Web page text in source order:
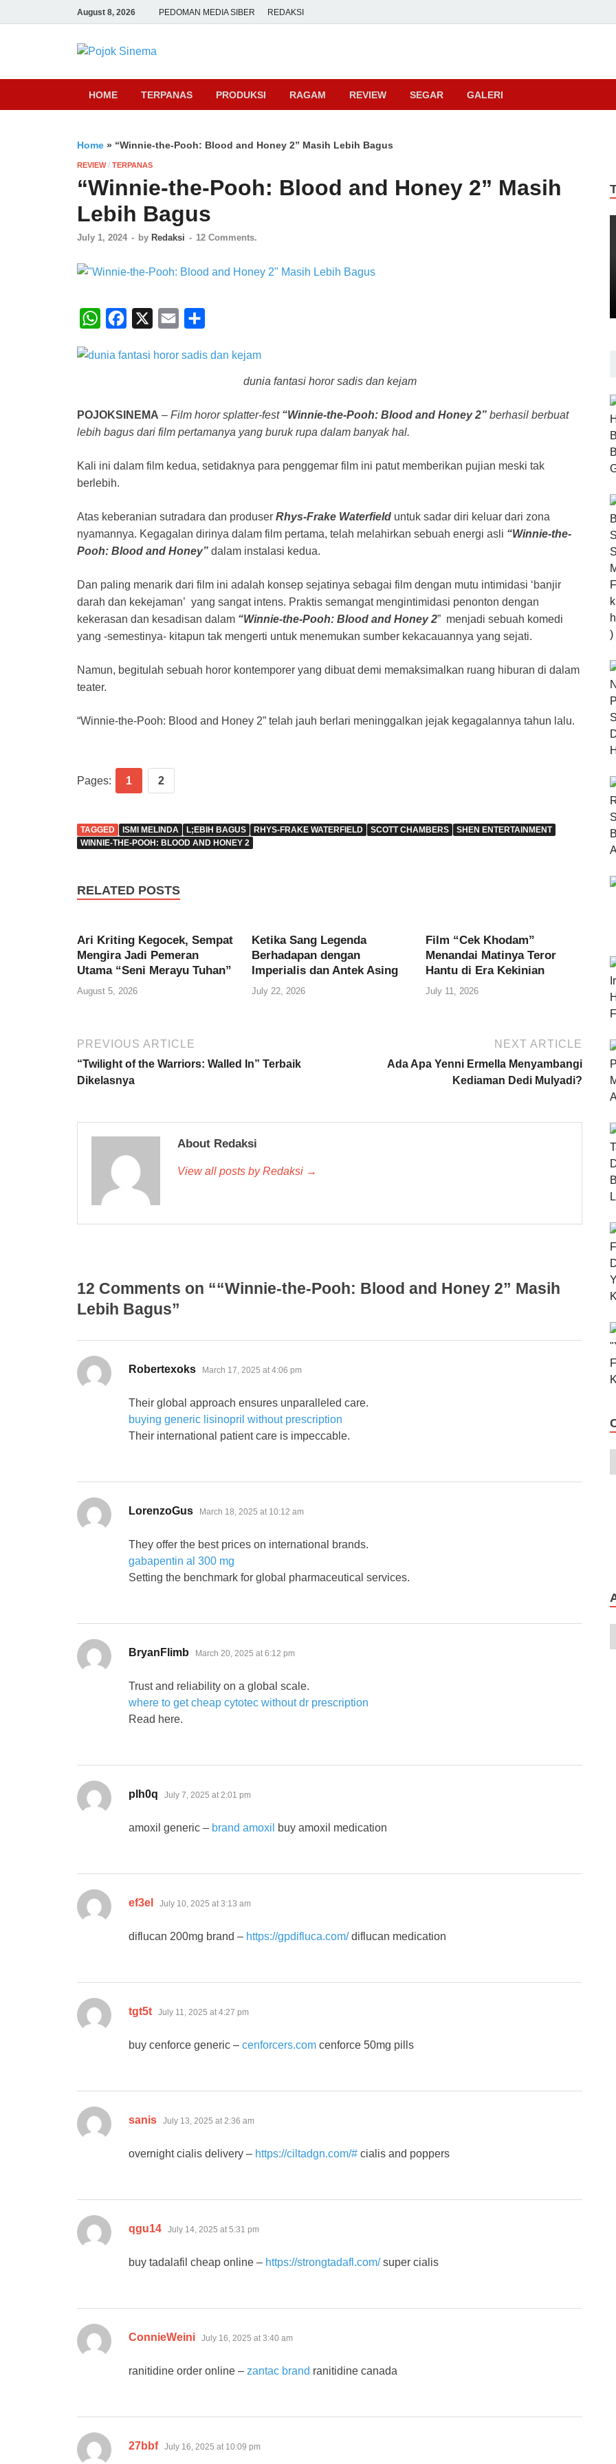
August 8, 2026 PEDOMAN MEDIA SIBER REDAKSI
Pojok Sinema
HOME TERPANAS PRODUKSI RAGAM REVIEW SEGAR GALERI
Home » “Winnie-the-Pooh: Blood and Honey 2” Masih Lebih Bagus
REVIEW/ TERPANAS
“Winnie-the-Pooh: Blood and Honey 2” Masih
Lebih Bagus
July 1, 2024 - by Redaksi - 12 Comments.
W
a
A
p
c
o
k
a
a
dunia fantasi horor sadis dan kejam
POJOKSINEMA – Film horor splatter-fest “Winnie-the-Pooh: Blood and Honey 2” berhasil berbuat
lebih bagus dari film pertamanya yang buruk rupa dalam banyak hal.
Kali ini dalam film kedua, setidaknya para penggemar film ini patut memberikan pujian meski tak
berlebih.
Atas keberanian sutradara dan produser Rhys-Frake Waterfield untuk sadar diri keluar dari zona
nyamannya. Kegagalan dirinya dalam film pertama, telah melahirkan sebuah energi asli “Winnie-the-
Pooh: Blood and Honey” dalam instalasi kedua.
Dan paling menarik dari film ini adalah konsep sejatinya sebagai film dengan mutu intimidasi ‘banjir
darah dan kekejaman’ yang sangat intens. Praktis semangat mengintimidasi penonton dengan
kekerasan dan kesadisan dalam “Winnie-the-Pooh: Blood and Honey 2” menjadi sebuah komedi
yang -semestinya- kitapun tak mengerti untuk menemukan sumber kekacauannya yang sejati.
Namun, begitulah sebuah horor kontemporer yang dibuat demi memaksimalkan ruang hiburan di dalam
teater.
“Winnie-the-Pooh: Blood and Honey 2” telah jauh berlari meninggalkan jejak kegagalannya tahun lalu.
Pages: 1 2
TAGGED ISMI MELINDA L;EBIH BAGUS RHYS-FRAKE WATERFIELD SCOTT CHAMBERS
SHEN ENTERTAINMENT
WINNIE-THE-POOH: BLOOD AND HONEY 2
RELATED POSTS
Ari Kriting Kegocek, Sempat
Mengira Jadi Pemeran
Utama “Seni Merayu Tuhan”
August 5, 2026
Ketika Sang Legenda
Berhadapan dengan
Imperialis dan Antek Asing
July 22, 2026
Film “Cek Khodam”
Menandai Matinya Teror
Hantu di Era Kekinian
July 11, 2026
PREVIOUS ARTICLE
“Twilight of the Warriors: Walled In” Terbaik
Dikelasnya
NEXT ARTICLE
Ada Apa Yenni Ermella Menyambangi
Kediaman Dedi Mulyadi?
About Redaksi
View all posts by Redaksi →
12 Comments on ““Winnie-the-Pooh: Blood and Honey 2” Masih
Lebih Bagus”
Robertexoks says:
March 17, 2025 at 4:06 pm
Their global approach ensures unparalleled care.
buying generic lisinopril without prescription
Their international patient care is impeccable.
LorenzoGus says:
March 18, 2025 at 10:12 am
They offer the best prices on international brands.
gabapentin al 300 mg
Setting the benchmark for global pharmaceutical services.
BryanFlimb says:
March 20, 2025 at 6:12 pm
Trust and reliability on a global scale.
where to get cheap cytotec without dr prescription
Read here.
plh0q says:
July 7, 2025 at 2:01 pm
amoxil generic – brand amoxil buy amoxil medication
ef3el says:
July 10, 2025 at 3:13 am
diflucan 200mg brand – https://gpdifluca.com/diflucan medication
tgt5t says:
July 11, 2025 at 4:27 pm
buy cenforce generic – cenforcers.com cenforce 50mg pills
sanis says:
July 13, 2025 at 2:36 am
overnight cialis delivery – https://ciltadgn.com/# cialis and poppers
qgu14 says:
July 14, 2025 at 5:31 pm
buy tadalafil cheap online – https://strongtadafl.com/super cialis
ConnieWeini says:
July 16, 2025 at 3:40 am
ranitidine order online – zantac brand ranitidine canada
27bbf says:
July 16, 2025 at 10:09 pm